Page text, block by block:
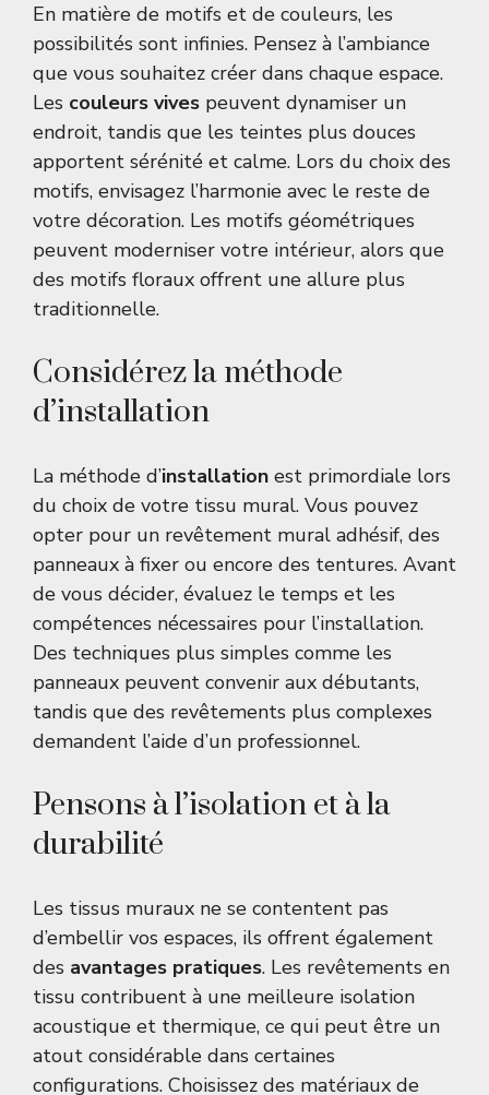
En matière de motifs et de couleurs, les
possibilités sont infinies. Pensez à l’ambiance
que vous souhaitez créer dans chaque espace.
Les couleurs vives peuvent dynamiser un
endroit, tandis que les teintes plus douces
apportent sérénité et calme. Lors du choix des
motifs, envisagez l’harmonie avec le reste de
votre décoration. Les motifs géométriques
peuvent moderniser votre intérieur, alors que
des motifs floraux offrent une allure plus
traditionnelle.
Considérez la méthode
d’installation
La méthode d’installation est primordiale lors
du choix de votre tissu mural. Vous pouvez
opter pour un revêtement mural adhésif, des
panneaux à fixer ou encore des tentures. Avant
de vous décider, évaluez le temps et les
compétences nécessaires pour l’installation.
Des techniques plus simples comme les
panneaux peuvent convenir aux débutants,
tandis que des revêtements plus complexes
demandent l’aide d’un professionnel.
Pensons à l’isolation et à la
durabilité
Les tissus muraux ne se contentent pas
d’embellir vos espaces, ils offrent également
des avantages pratiques. Les revêtements en
tissu contribuent à une meilleure isolation
acoustique et thermique, ce qui peut être un
atout considérable dans certaines
configurations. Choisissez des matériaux de